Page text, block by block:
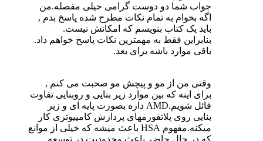
جواب شما دو دوست گرامی خیلی مفصله.من
اگه بخوام به تمام نکات مطرح شده پاسخ بدم ,
باید یک کتاب بنویسم که امکانش نیست.
بنابراین فقط به مهمترین نکات پاسخ خواهم داد.
باقی موارد باشه برای بعد.
وقتی من از مو و پیچش مو صحبت می کنم ,
برای اینه که بین موارد زیر بنایی و روبنایی تفاوت
قائل شویم.AMD داره بصورت پایه ای و زیر
بنایی روی پلاتفورمهای پردازش کامپیوتری کار
میکنه.مفهوم HSA باعث میشه که خیلی از موانع
که در حال حاضر باعث محدودیت در توسعه